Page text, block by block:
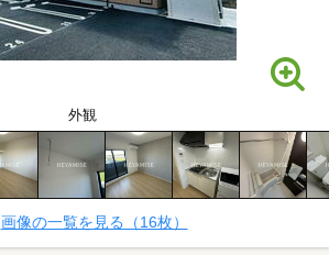
外観
画像の一覧を見る（16枚）